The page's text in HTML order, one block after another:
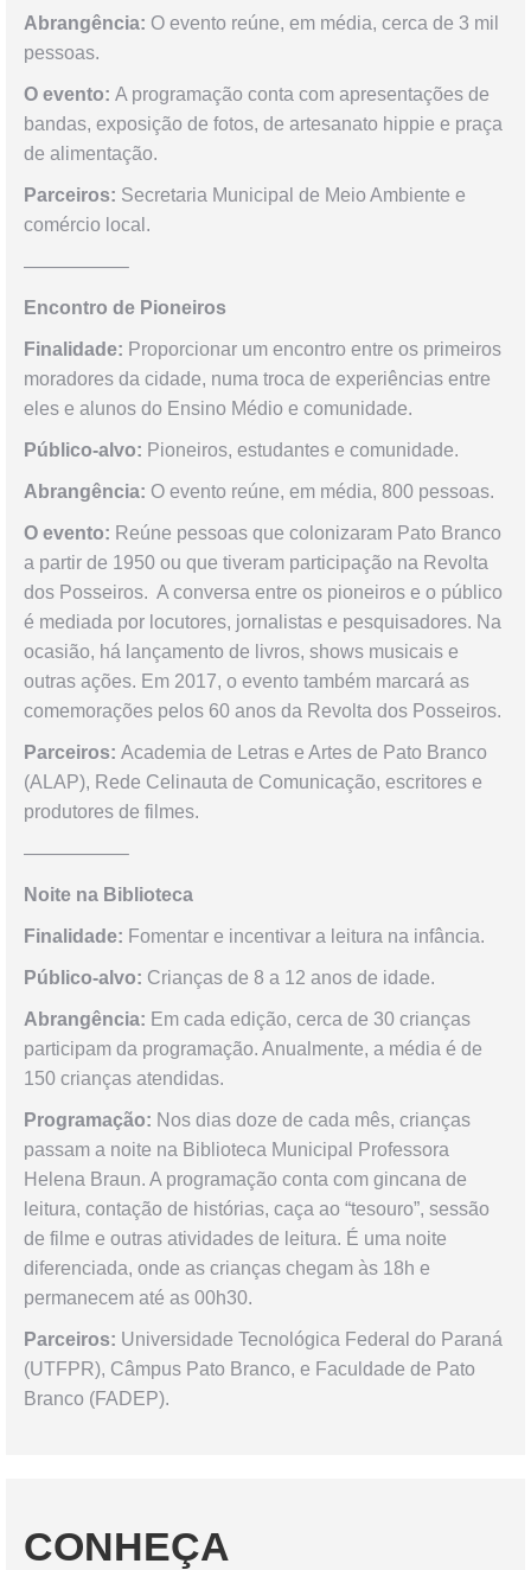
Abrangência: O evento reúne, em média, cerca de 3 mil
pessoas.
O evento: A programação conta com apresentações de
bandas, exposição de fotos, de artesanato hippie e praça
de alimentação.
Parceiros: Secretaria Municipal de Meio Ambiente e
comércio local.
—————–
Encontro de Pioneiros
Finalidade: Proporcionar um encontro entre os primeiros
moradores da cidade, numa troca de experiências entre
eles e alunos do Ensino Médio e comunidade.
Público-alvo: Pioneiros, estudantes e comunidade.
Abrangência: O evento reúne, em média, 800 pessoas.
O evento: Reúne pessoas que colonizaram Pato Branco
a partir de 1950 ou que tiveram participação na Revolta
dos Posseiros. A conversa entre os pioneiros e o público
é mediada por locutores, jornalistas e pesquisadores. Na
ocasião, há lançamento de livros, shows musicais e
outras ações. Em 2017, o evento também marcará as
comemorações pelos 60 anos da Revolta dos Posseiros.
Parceiros: Academia de Letras e Artes de Pato Branco
(ALAP), Rede Celinauta de Comunicação, escritores e
produtores de filmes.
—————–
Noite na Biblioteca
Finalidade: Fomentar e incentivar a leitura na infância.
Público-alvo: Crianças de 8 a 12 anos de idade.
Abrangência: Em cada edição, cerca de 30 crianças
participam da programação. Anualmente, a média é de
150 crianças atendidas.
Programação: Nos dias doze de cada mês, crianças
passam a noite na Biblioteca Municipal Professora
Helena Braun. A programação conta com gincana de
leitura, contação de histórias, caça ao “tesouro”, sessão
de filme e outras atividades de leitura. É uma noite
diferenciada, onde as crianças chegam às 18h e
permanecem até as 00h30.
Parceiros: Universidade Tecnológica Federal do Paraná
(UTFPR), Câmpus Pato Branco, e Faculdade de Pato
Branco (FADEP).
CONHEÇA